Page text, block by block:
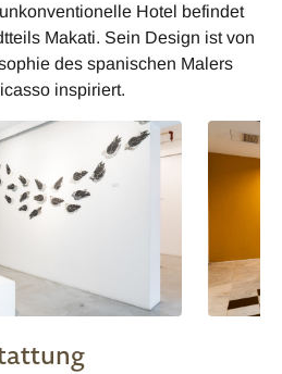
Hotel befindet
Makati. Sein Design ist von
des spanischen Malers
inspiriert.